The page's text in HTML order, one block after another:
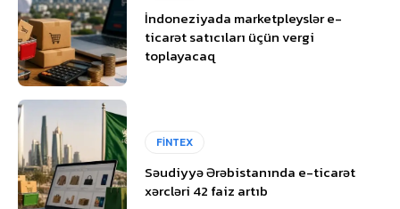
İndoneziyada marketpleyslər e-
ticarət satıcıları üçün vergi
toplayacaq
FİNTEX
Səudiyyə Ərəbistanında e-ticarət
xərcləri 42 faiz artıb